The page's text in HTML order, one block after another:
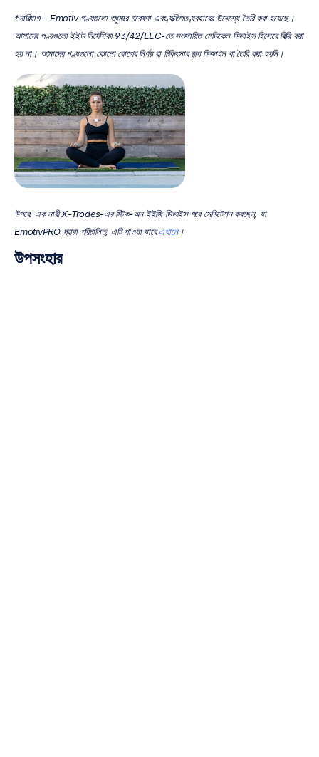
*দাবিত্যাগ – Emotiv পণ্যগুলো শুধুমাত্র গবেষণা এবং ব্যক্তিগত ব্যবহারের উদ্দেশ্যে তৈরি করা হয়েছে।
আমাদের পণ্যগুলো ইইউ নির্দেশিকা 93/42/EEC-তে সংজ্ঞায়িত মেডিকেল ডিভাইস হিসেবে বিক্রি করা
হয় না। আমাদের পণ্যগুলো কোনো রোগের নির্ণয় বা চিকিৎসার জন্য ডিজাইন বা তৈরি করা হয়নি।
﻿উপরে: এক নারী X-Trodes-এর স্টিক-অন ইইজি ডিভাইস পরে মেডিটেশন করছেন, যা
EmotivPRO দ্বারা পরিচালিত, এটি পাওয়া যাবে এখানে।
উপসংহার